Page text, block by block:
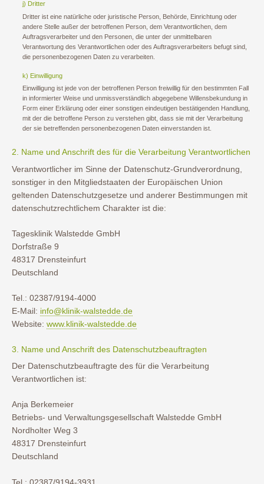
j) Dritter
Dritter ist eine natürliche oder juristische Person, Behörde, Einrichtung oder
andere Stelle außer der betroffenen Person, dem Verantwortlichen, dem
Auftragsverarbeiter und den Personen, die unter der unmittelbaren
Verantwortung des Verantwortlichen oder des Auftragsverarbeiters befugt sind,
die personenbezogenen Daten zu verarbeiten.
k) Einwilligung
Einwilligung ist jede von der betroffenen Person freiwillig für den bestimmten Fall
in informierter Weise und unmissverständlich abgegebene Willensbekundung in
Form einer Erklärung oder einer sonstigen eindeutigen bestätigenden Handlung,
mit der die betroffene Person zu verstehen gibt, dass sie mit der Verarbeitung
der sie betreffenden personenbezogenen Daten einverstanden ist.
2. Name und Anschrift des für die Verarbeitung Verantwortlichen
Verantwortlicher im Sinne der Datenschutz-Grundverordnung,
sonstiger in den Mitgliedstaaten der Europäischen Union
geltenden Datenschutzgesetze und anderer Bestimmungen mit
datenschutzrechtlichem Charakter ist die:
Tagesklinik Walstedde GmbH
Dorfstraße 9
48317 Drensteinfurt
Deutschland
Tel.: 02387/9194-4000
E-Mail: info@klinik-walstedde.de
Website: www.klinik-walstedde.de
3. Name und Anschrift des Datenschutzbeauftragten
Der Datenschutzbeauftragte des für die Verarbeitung
Verantwortlichen ist:
Anja Berkemeier
Betriebs- und Verwaltungsgesellschaft Walstedde GmbH
Nordholter Weg 3
48317 Drensteinfurt
Deutschland
Tel.: 02387/9194-3931